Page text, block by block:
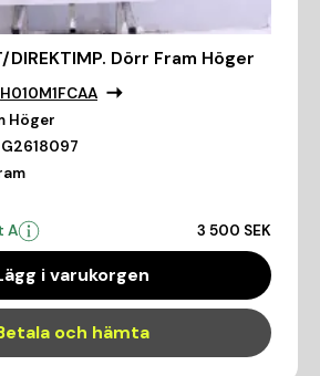
DIREKTIMP. Dörr Fram Höger
H010M1FCAA
Höger
G2618097
A 3 500 SEK
i varukorgen
och hämta